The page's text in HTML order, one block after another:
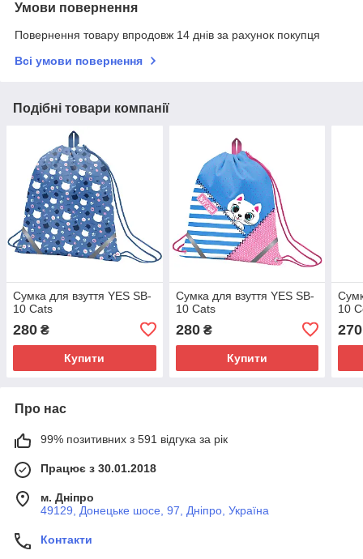
Умови повернення
Повернення товару впродовж 14 днів за рахунок покупця
Всі умови повернення
Подібні товари компанії
Сумка для взуття YES SB-
10 Cats
280 ₴
Купити
Сумка для взуття YES SB-
10 Cats
280₴
Купити
10
270
Про нас
99% позитивних з 591 відгука за рік
Працює з 30.01.2018
м. Дніпро
49129, Донецьке шосе, 97, Дніпро, Україна
Контакти